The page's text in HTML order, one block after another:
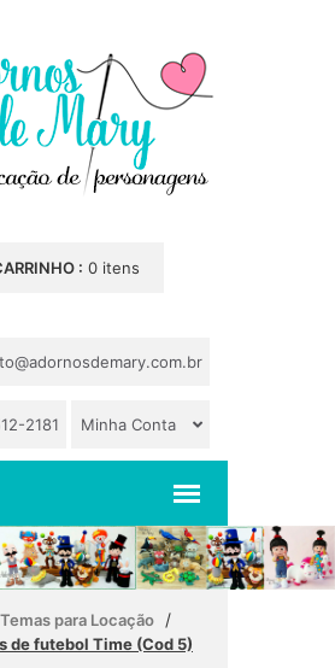
: 0 itens
2181 Minha Conta
Temas para Locação /
de futebol Time (Cod 5)